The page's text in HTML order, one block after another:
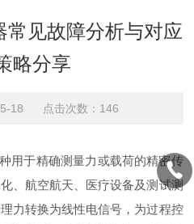
常见故障分析与对应
略分享
18 点击次数：146
于精确测量力或载荷的精密传
、航空航天、医疗设备及测试测
力转换为线性电信号，为过程控